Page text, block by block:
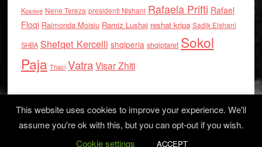
Kosove Nene Tereza presidenti Nishani Rafaela Prifti Rafael
Floqi Raimonda Moisiu Ramiz Lushaj reshat kripa Sadik Elshani
SHBA Shefqet Kercelli shqiperia shqiptaret Sokol
Paja Thaci VatraVisar Zhiti
Log in
This website uses cookies to improve your experience. We'll
assume you're ok with this, but you can opt-out if you wish.
Cookie settings
ACCEPT